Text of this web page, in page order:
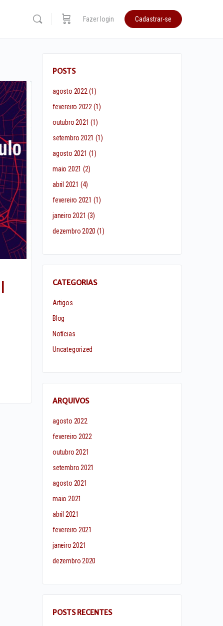
Fazer login Cadastrar-se
POSTS
agosto 2022 (1)
fevereiro 2022 (1)
outubro 2021 (1)
setembro 2021 (1)
agosto 2021 (1)
maio 2021 (2)
abril 2021 (4)
fevereiro 2021 (1)
janeiro 2021 (3)
dezembro 2020 (1)
CATEGORIAS
Artigos
Blog
Notícias
Uncategorized
ARQUIVOS
agosto 2022
fevereiro 2022
outubro 2021
setembro 2021
agosto 2021
maio 2021
abril 2021
fevereiro 2021
janeiro 2021
dezembro 2020
POSTS RECENTES